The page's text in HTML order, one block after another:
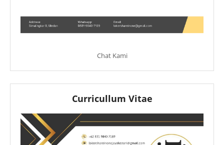
Chat Kami
Curricullum Vitae